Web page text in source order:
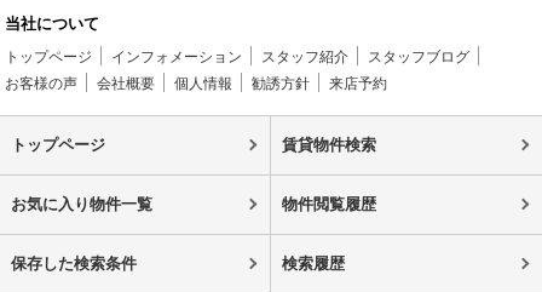
当社について
トップページ インフォメーション スタッフ紹介
スタッフブログ
お客様の声
会社概要 個人情報 勧誘方針 来店予約
トップページ 賃貸物件検索
お気に入り物件一覧 物件閲覧履歴
保存した検索条件 検索履歴